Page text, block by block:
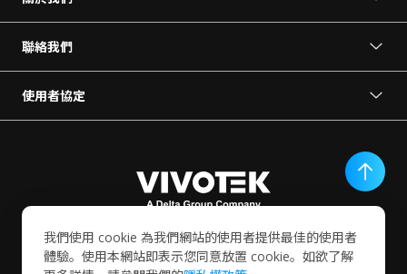
新聞中心
聯絡我們
預約展示
聯絡我們
使用者協定
服務條款細則
VIVOTEK INC.
我們使用 cookie 為我們網站的使用者提供最佳的使用者
體驗。使用本網站即表示您同意放置 cookie。如欲了解